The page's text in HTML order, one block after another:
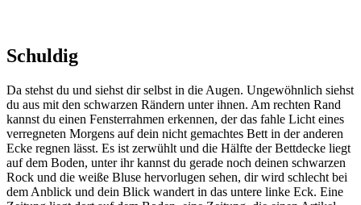
Schuldig
Da stehst du und siehst dir selbst in die Augen. Ungewöhnlich siehst
du aus mit den schwarzen Rändern unter ihnen. Am rechten Rand
kannst du einen Fensterrahmen erkennen, der das fahle Licht eines
verregneten Morgens auf dein nicht gemachtes Bett in der anderen
Ecke regnen lässt. Es ist zerwühlt und die Hälfte der Bettdecke liegt
auf dem Boden, unter ihr kannst du gerade noch deinen schwarzen
Rock und die weiße Bluse hervorlugen sehen, dir wird schlecht bei
dem Anblick und dein Blick wandert in das untere linke Eck. Eine